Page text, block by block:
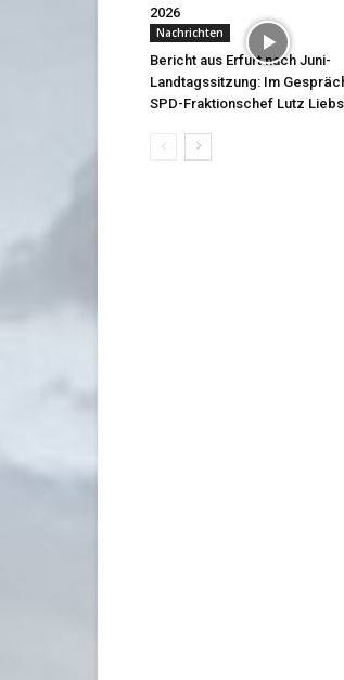
2026
Nachrichten
Bericht aus Erfurt nach Juni-
Landtagssitzung: Im
SPD-Fraktionschef Lutz